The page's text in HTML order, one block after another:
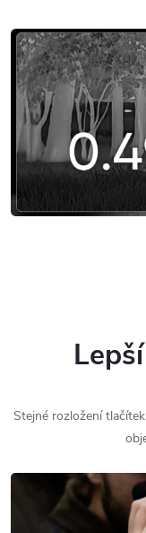
Stejné rozložení